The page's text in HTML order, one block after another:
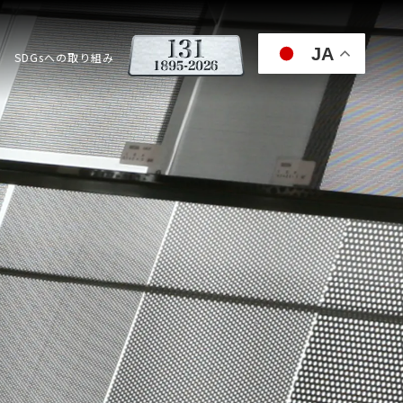
SDGsへの取り組み JA